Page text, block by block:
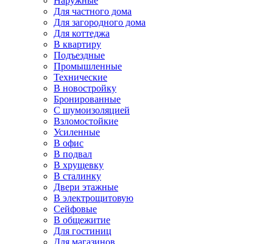
Для частного дома
Для загородного дома
Для коттеджа
В квартиру
Подъездные
Промышленные
Технические
В новостройку
Бронированные
С шумоизоляцией
Взломостойкие
Усиленные
В офис
В подвал
В хрущевку
В сталинку
Двери этажные
В электрощитовую
Сейфовые
В общежитие
Для гостиниц